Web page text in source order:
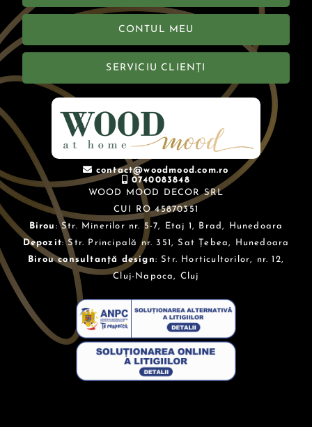
CONTUL MEU
SERVICIU CLIENȚI
contact@woodmood.com.ro
0740083848
WOOD MOOD DECOR SRL
CUI RO 45870351
Birou : Str. Minerilor nr. 5-7, Etaj 1, Brad, Hunedoara
Depozit: Str. Principală nr. 351, Sat Țebea, Hunedoara
Birou consultanță design: Str. Horticultorilor, nr. 12,
Cluj-Napoca, Cluj